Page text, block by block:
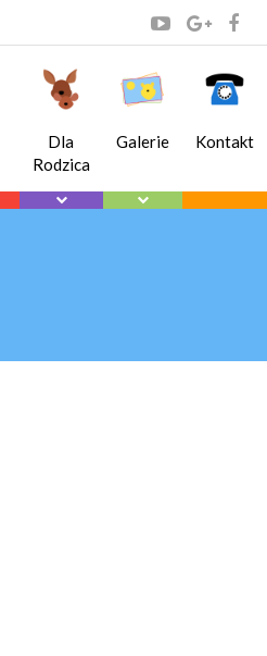
Dla
Rodzica
Galerie Kontakt